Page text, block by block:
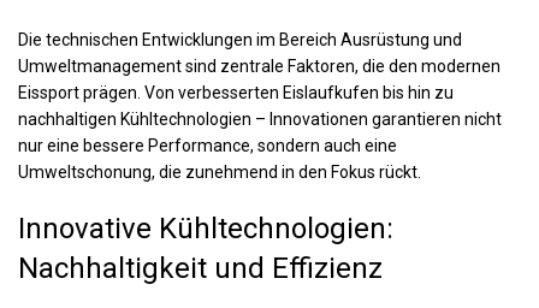
Die technischen Entwicklungen im Bereich Ausrüstung und
Umweltmanagement sind zentrale Faktoren, die den modernen
Eissport prägen. Von verbesserten Eislaufkufen bis hin zu
nachhaltigen Kühltechnologien – Innovationen garantieren nicht
nur eine bessere Performance, sondern auch eine
Umweltschonung, die zunehmend in den Fokus rückt.
Innovative Kühltechnologien:
Nachhaltigkeit und Effizienz